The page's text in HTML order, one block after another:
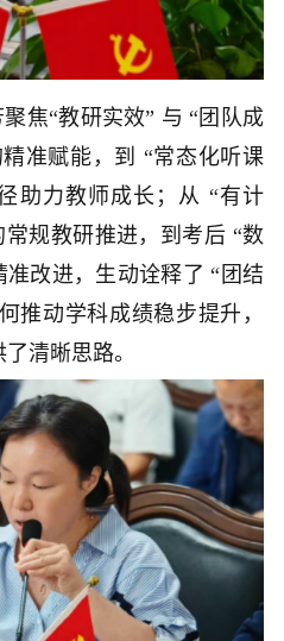
焦“教研实效” 与 “团队成
准赋能，到 “常态化听课
助力教师成长；从 “有计
规教研推进，到考后 “数
改进，生动诠释了 “团结
推动学科成绩稳步提升，
清晰思路。